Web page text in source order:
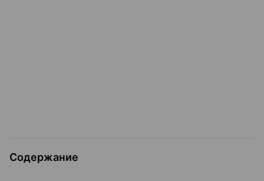
Содержание